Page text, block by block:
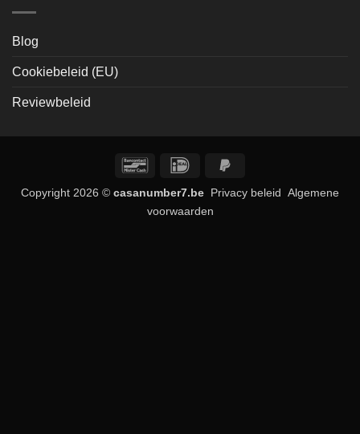
Blog
Cookiebeleid (EU)
Reviewbeleid
BancontactIDeal
Copyright 2026 © casanumber7.be Privacy beleid Algemene
voorwaarden